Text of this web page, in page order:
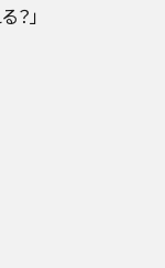
？」